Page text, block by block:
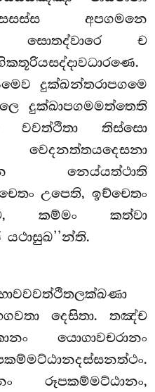
අපගමනෙ
සොතද්වාරෙ ච
දුක්ඛන්තරාපගමෙ
දුක්ඛාපගමමත්තෙති
වවත්ථිතා තිස්සො
නෙය්යත්ථාති
උපෙති, ඉච්චෙතං
කම්මං කත්වා
දෙසිතා. තඤ්ච
යොගාවචරානං
රූපකම්මට්ඨානං,